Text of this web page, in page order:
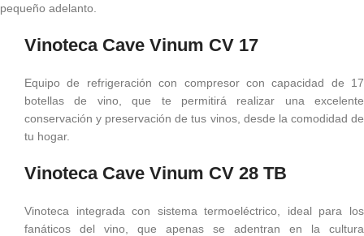
pequeño adelanto.
Vinoteca Cave Vinum CV 17
Equipo de refrigeración con compresor con capacidad de 17
botellas de vino, que te permitirá realizar una excelente
conservación y preservación de tus vinos, desde la comodidad de
tu hogar.
Vinoteca Cave Vinum CV 28 TB
Vinoteca integrada con sistema termoeléctrico, ideal para los
fanáticos del vino, que apenas se adentran en la cultura